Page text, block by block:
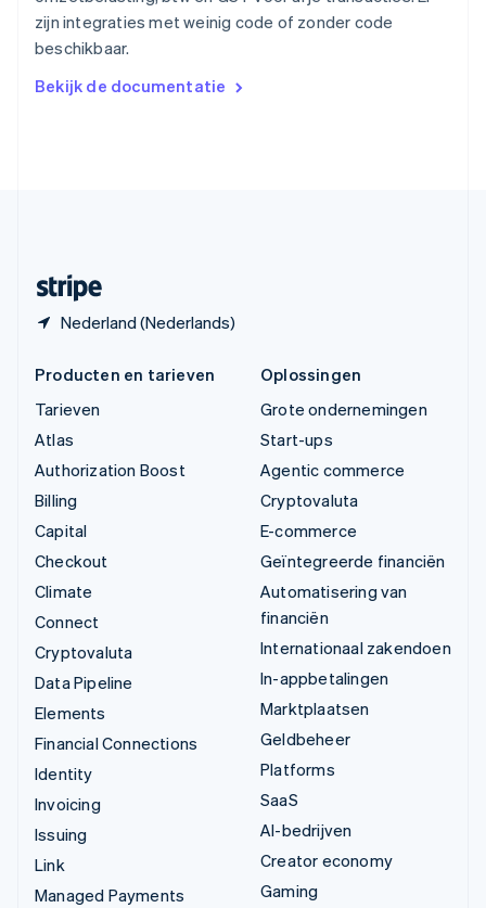
zijn integraties met weinig code of zonder code
beschikbaar.
Bekijk de documentatie
Nederland (Nederlands)
Vasteland van China
简体中文English
English
Producten en tarieven
Tarieven
Atlas
Authorization Boost
Billing
Capital
Checkout
Climate
Connect
Cryptovaluta
Data Pipeline
Elements
Financial Connections
Identity
Invoicing
Issuing
Link
Managed Payments
Oplossingen
Grote ondernemingen
Start-ups
Agentic commerce
Cryptovaluta
E-commerce
Geïntegreerde financiën
Automatisering van
financiën
Internationaal zakendoen
In-appbetalingen
Marktplaatsen
Geldbeheer
Platforms
SaaS
AI-bedrijven
Creator economy
Gaming